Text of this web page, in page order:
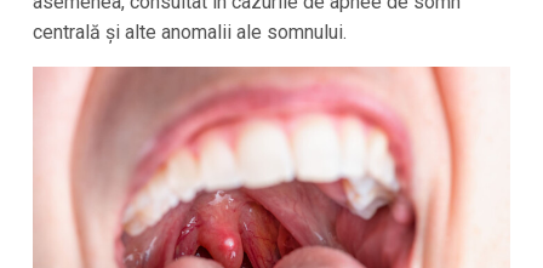
centrală și alte anomalii ale somnului.